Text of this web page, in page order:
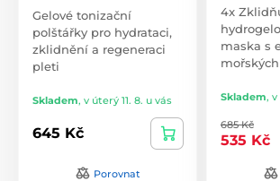
Gelové tonizační
polštářky pro hydrataci,
zklidnění a regeneraci
pleti
Skladem, v úterý 11. 8. u vás
645 Kč
Porovnat
4x
maska s
mořských
Skladem, v
685 Kč
535 Kč